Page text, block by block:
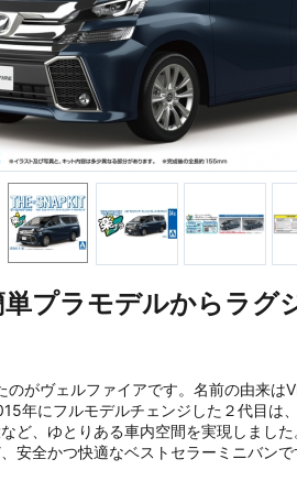
プラモデルからラ
がヴェルファイアです。名前の由来は
年にフルモデルチェンジした２代目
ど、ゆとりある車内空間を実現しまし
安全かつ快適なベストセラーミニバンで